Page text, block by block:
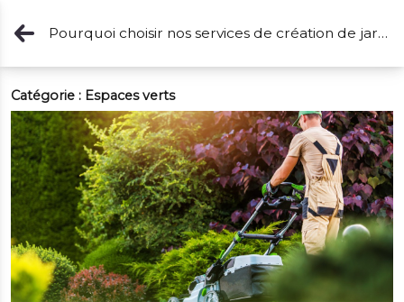
Pourquoi choisir nos services de création de jardin pour les particuliers partout en France ?
Catégorie : Espaces verts